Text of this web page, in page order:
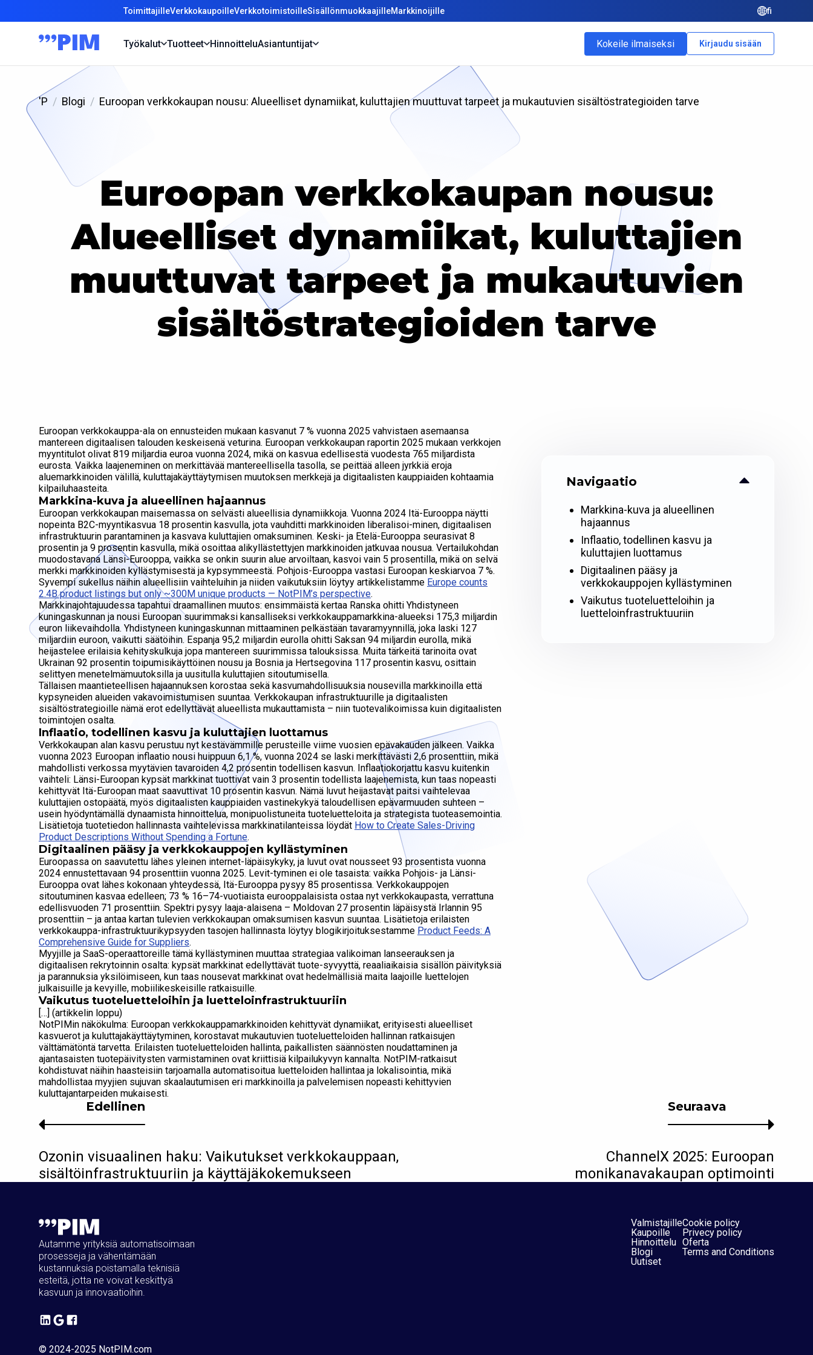
ToimittajilleVerkkokaupoilleVerkkotoimistoilleSisällönmuokkaajilleMarkkinoijille fi
Työkalut Tuotteet HinnoitteluAsiantuntijat Kokeile ilmaiseksi Kirjaudu sisään
'P Blogi Euroopan verkkokaupan nousu: Alueelliset dynamiikat, kuluttajien muuttuvat tarpeet ja mukautuvien sisältöstrategioiden tarve
Euroopan verkkokaupan nousu:
Alueelliset dynamiikat, kuluttajien
muuttuvat tarpeet ja mukautuvien
sisältöstrategioiden tarve
Euroopan verkkokauppa-ala on ennusteiden mukaan kasvanut 7 % vuonna 2025 vahvistaen asemaansa
mantereen digitaalisen talouden keskeisenä veturina. Euroopan verkkokaupan raportin 2025 mukaan verkkojen
myyntitulot olivat 819 miljardia euroa vuonna 2024, mikä on kasvua edellisestä vuodesta 765 miljardista
eurosta. Vaikka laajeneminen on merkittävää mantereellisella tasolla, se peittää alleen jyrkkiä eroja
aluemarkkinoiden välillä, kuluttajakäyttäytymisen muutoksen merkkejä ja digitaalisten kauppiaiden kohtaamia
kilpailuhaasteita.
Markkina-kuva ja alueellinen hajaannus
Euroopan verkkokaupan maisemassa on selvästi alueellisia dynamiikkoja. Vuonna 2024 Itä-Eurooppa näytti
nopeinta B2C-myyntikasvua 18 prosentin kasvulla, jota vauhditti markkinoiden liberalisoi-minen, digitaalisen
infrastruktuurin parantaminen ja kasvava kuluttajien omaksuminen. Keski- ja Etelä-Eurooppa seurasivat 8
prosentin ja 9 prosentin kasvulla, mikä osoittaa alikyllästettyjen markkinoiden jatkuvaa nousua. Vertailukohdan
muodostavana Länsi-Eurooppa, vaikka se onkin suurin alue arvoiltaan, kasvoi vain 5 prosentilla, mikä on selvä
merkki markkinoiden kyllästymisestä ja kypsymmeestä. Pohjois-Eurooppa vastasi Euroopan keskiarvoa 7 %.
Syvempi sukellus näihin alueellisiin vaihteluihin ja niiden vaikutuksiin löytyy artikkelistamme Europe counts
2.4B product listings but only ~300M unique products — NotPIM’s perspective.
Markkinajohtajuudessa tapahtui draamallinen muutos: ensimmäistä kertaa Ranska ohitti Yhdistyneen
kuningaskunnan ja nousi Euroopan suurimmaksi kansalliseksi verkkokauppamarkkina-alueeksi 175,3 miljardin
euron liikevaihdolla. Yhdistyneen kuningaskunnan mittaaminen pelkästään tavaramyynnillä, joka laski 127
miljardiin euroon, vaikutti säätöihin. Espanja 95,2 miljardin eurolla ohitti Saksan 94 miljardin eurolla, mikä
heijastelee erilaisia kehityskulkuja jopa mantereen suurimmissa talouksissa. Muita tärkeitä tarinoita ovat
Ukrainan 92 prosentin toipumisikäyttöinen nousu ja Bosnia ja Hertsegovina 117 prosentin kasvu, osittain
selittyen menetelmämuutoksilla ja uusitulla kuluttajien sitoutumisella.
Tällaisen maantieteellisen hajaannuksen korostaa sekä kasvumahdollisuuksia nousevilla markkinoilla että
kypsyneiden alueiden vakavoimistumisen suuntaa. Verkkokaupan infrastruktuurille ja digitaalisten
sisältöstrategioille nämä erot edellyttävät alueellista mukauttamista – niin tuotevalikoimissa kuin digitaalisten
toimintojen osalta.
Inflaatio, todellinen kasvu ja kuluttajien luottamus
Verkkokaupan alan kasvu perustuu nyt kestävämmille perusteille viime vuosien epävakauden jälkeen. Vaikka
vuonna 2023 Euroopan inflaatio nousi huippuun 6,1 %, vuonna 2024 se laski merkittävästi 2,6 prosenttiin, mikä
mahdollisti verkossa myytävien tavaroiden 4,2 prosentin todellisen kasvun. Inflaatiokorjattu kasvu kuitenkin
vaihteli: Länsi-Euroopan kypsät markkinat tuottivat vain 3 prosentin todellista laajenemista, kun taas nopeasti
kehittyvät Itä-Euroopan maat saavuttivat 10 prosentin kasvun. Nämä luvut heijastavat paitsi vaihtelevaa
kuluttajien ostopäätä, myös digitaalisten kauppiaiden vastinekykyä taloudellisen epävarmuuden suhteen –
usein hyödyntämällä dynaamista hinnoittelua, monipuolistuneita tuoteluetteloita ja strategista tuoteasemointia.
Lisätietoja tuotetiedon hallinnasta vaihtelevissa markkinatilanteissa löydät How to Create Sales-Driving
Product Descriptions Without Spending a Fortune.
Digitaalinen pääsy ja verkkokauppojen kyllästyminen
Euroopassa on saavutettu lähes yleinen internet-läpäisykyky, ja luvut ovat nousseet 93 prosentista vuonna
2024 ennustettavaan 94 prosenttiin vuonna 2025. Levit-tyminen ei ole tasaista: vaikka Pohjois- ja Länsi-
Eurooppa ovat lähes kokonaan yhteydessä, Itä-Eurooppa pysyy 85 prosentissa. Verkkokauppojen
sitoutuminen kasvaa edelleen; 73 % 16–74-vuotiaista eurooppalaisista ostaa nyt verkkokaupasta, verrattuna
edellisvuoden 71 prosenttiin. Spektri pysyy laaja-alaisena – Moldovan 27 prosentin läpäisystä Irlannin 95
prosenttiin – ja antaa kartan tulevien verkkokaupan omaksumisen kasvun suuntaa. Lisätietoja erilaisten
verkkokauppa-infrastruktuurikypsyyden tasojen hallinnasta löytyy blogikirjoituksestamme Product Feeds: A
Comprehensive Guide for Suppliers.
Myyjille ja SaaS-operaattoreille tämä kyllästyminen muuttaa strategiaa valikoiman lanseerauksen ja
digitaalisen rekrytoinnin osalta: kypsät markkinat edellyttävät tuote-syvyyttä, reaaliaikaisia ​​sisällön päivityksiä
ja parannuksia yksilöimiseen, kun taas nousevat markkinat ovat hedelmällisiä maita laajoille luettelojen
julkaisuille ja kevyille, mobiilikeskeisille ratkaisuille.
Vaikutus tuoteluetteloihin ja luetteloinfrastruktuuriin
[…] (artikkelin loppu)
NotPIMin näkökulma: Euroopan verkkokauppamarkkinoiden kehittyvät dynamiikat, erityisesti alueelliset
kasvuerot ja kuluttajakäyttäytyminen, korostavat mukautuvien tuoteluetteloiden hallinnan ratkaisujen
välttämätöntä tarvetta. Erilaisten tuoteluetteloiden hallinta, paikallisten säännösten noudattaminen ja
ajantasaisten tuotepäivitysten varmistaminen ovat kriittisiä kilpailukyvyn kannalta. NotPIM-ratkaisut
kohdistuvat näihin haasteisiin tarjoamalla automatisoitua luetteloiden hallintaa ja lokalisointia, mikä
mahdollistaa myyjien sujuvan skaalautumisen eri markkinoilla ja palvelemisen nopeasti kehittyvien
kuluttajantarpeiden mukaisesti.
Navigaatio
Markkina-kuva ja alueellinen
hajaannus
Inflaatio, todellinen kasvu ja
kuluttajien luottamus
Digitaalinen pääsy ja
verkkokauppojen kyllästyminen
Vaikutus tuoteluetteloihin ja
luetteloinfrastruktuuriin
Seuraava
ChannelX 2025: Euroopan
monikanavakaupan optimointi
Edellinen
Ozonin visuaalinen haku: Vaikutukset verkkokauppaan,
sisältöinfrastruktuuriin ja käyttäjäkokemukseen
Autamme yrityksiä automatisoimaan
prosesseja ja vähentämään
kustannuksia poistamalla teknisiä
esteitä, jotta ne voivat keskittyä
kasvuun ja innovaatioihin.
Valmistajille
Kaupoille
Hinnoittelu
Blogi
Uutiset
Cookie policy
Privecy policy
Oferta
Terms and Conditions
© 2024-2025 NotPIM.com